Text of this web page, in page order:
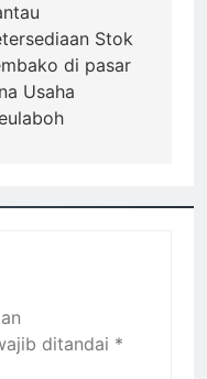
Stok
di pasar
Usaha
ditandai *